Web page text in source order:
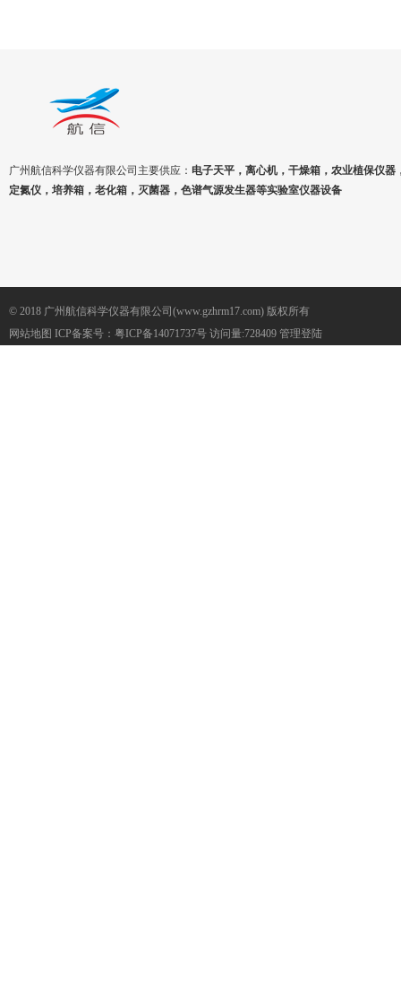
广州航信科学仪器有限公司主要供应： 电子天平，离心机，干燥箱，农业植保仪器
定氮仪，培养箱，老化箱，灭菌器，色谱气源发生器等实验室仪器设备
© 2018 广州航信科学仪器有限公司(www.gzhrm17.com) 版权所有
网站地图 ICP备案号： 粤ICP备14071737号 访问量:728409 管理登陆